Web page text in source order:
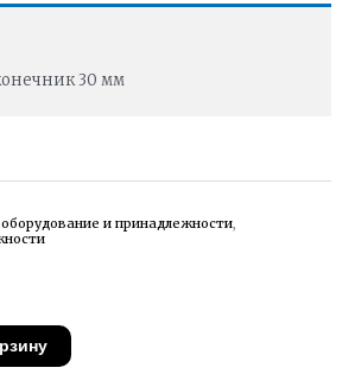
30 мм
и принадлежности,